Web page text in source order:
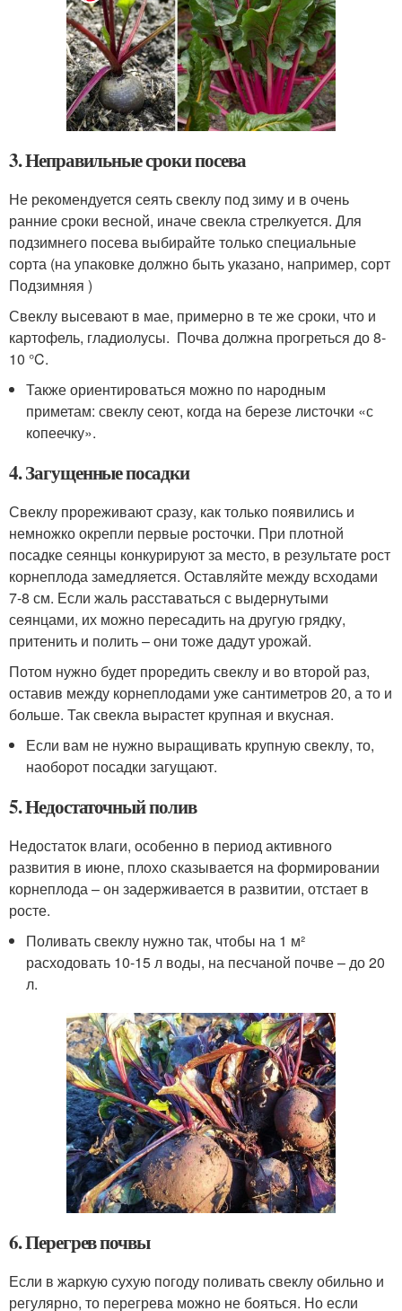
3. Неправильные сроки посева
Не рекомендуется сеять свеклу под зиму и в очень
ранние сроки весной, иначе свекла стрелкуется. Для
подзимнего посева выбирайте только специальные
сорта (на упаковке должно быть указано, например, сорт
Подзимняя )
Свеклу высевают в мае, примерно в те же сроки, что и
картофель, гладиолусы. Почва должна прогреться до 8-
10 °C.
Также ориентироваться можно по народным
приметам: свеклу сеют, когда на березе листочки «с
копеечку».
4. Загущенные посадки
Свеклу прореживают сразу, как только появились и
немножко окрепли первые росточки. При плотной
посадке сеянцы конкурируют за место, в результате рост
корнеплода замедляется. Оставляйте между всходами
7-8 см. Если жаль расставаться с выдернутыми
сеянцами, их можно пересадить на другую грядку,
притенить и полить – они тоже дадут урожай.
Потом нужно будет проредить свеклу и во второй раз,
оставив между корнеплодами уже сантиметров 20, а то и
больше. Так свекла вырастет крупная и вкусная.
Если вам не нужно выращивать крупную свеклу, то,
наоборот посадки загущают.
5. Недостаточный полив
Недостаток влаги, особенно в период активного
развития в июне, плохо сказывается на формировании
корнеплода – он задерживается в развитии, отстает в
росте.
Поливать свеклу нужно так, чтобы на 1 м²
расходовать 10-15 л воды, на песчаной почве – до 20
л.
6. Перегрев почвы
Если в жаркую сухую погоду поливать свеклу обильно и
регулярно, то перегрева можно не бояться. Но если